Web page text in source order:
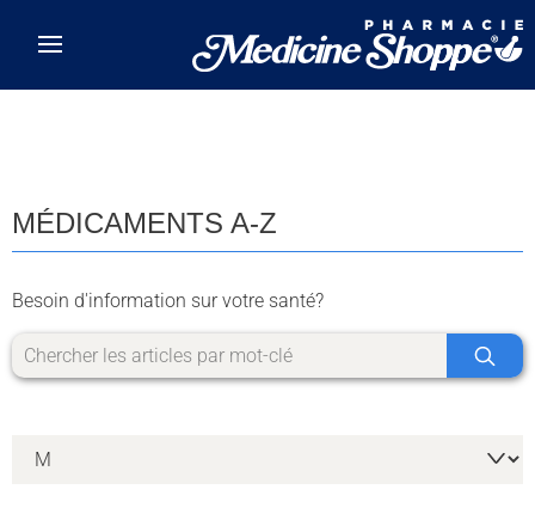
MÉDICAMENTS A-Z
Besoin d'information sur votre santé?